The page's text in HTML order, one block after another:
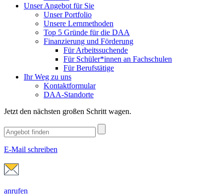
Unser Angebot für Sie
Unser Portfolio
Unsere Lernmethoden
Top 5 Gründe für die DAA
Finanzierung und Förderung
Für Arbeitssuchende
Für Schüler*innen an Fachschulen
Für Berufstätige
Ihr Weg zu uns
Kontaktformular
DAA-Standorte
Jetzt den nächsten großen Schritt wagen.
E-Mail schreiben
anrufen